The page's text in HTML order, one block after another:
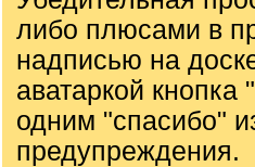
либо плюсами в
надписью на
аватаркой
одним "спасибо"
предупреждения.